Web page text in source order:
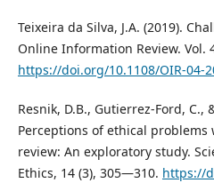
Teixeira da Silva, J.A. (2019).
Online Information Review. Vol.
https://doi.org/10.1108/OIR-04-
Resnik, D.B., Gutierrez-Ford, C.,
Perceptions of ethical
review: An exploratory study.
Ethics, 14 (3), 305—310. https://